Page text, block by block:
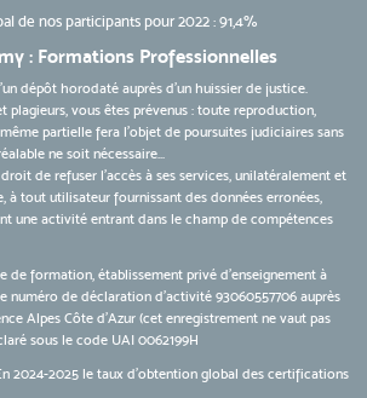
de nos participants pour 2022 : 91,4%
: Formations Professionnelles
dépôt horodaté auprès d'un huissier de justice.
plagieurs, vous êtes prévenus : toute reproduction,
partielle fera l'objet de poursuites judiciaires sans
ne soit nécessaire...
de refuser l'accès à ses services, unilatéralement et
à tout utilisateur fournissant des données erronées,
une activité entrant dans le champ de compétences
de formation, établissement privé d’enseignement à
numéro de déclaration d’activité 93060557706 auprès
Alpes Côte d’Azur (cet enregistrement ne vaut pas
sous le code UAI 0062199H
2024-2025 le taux d'obtention global des certifications